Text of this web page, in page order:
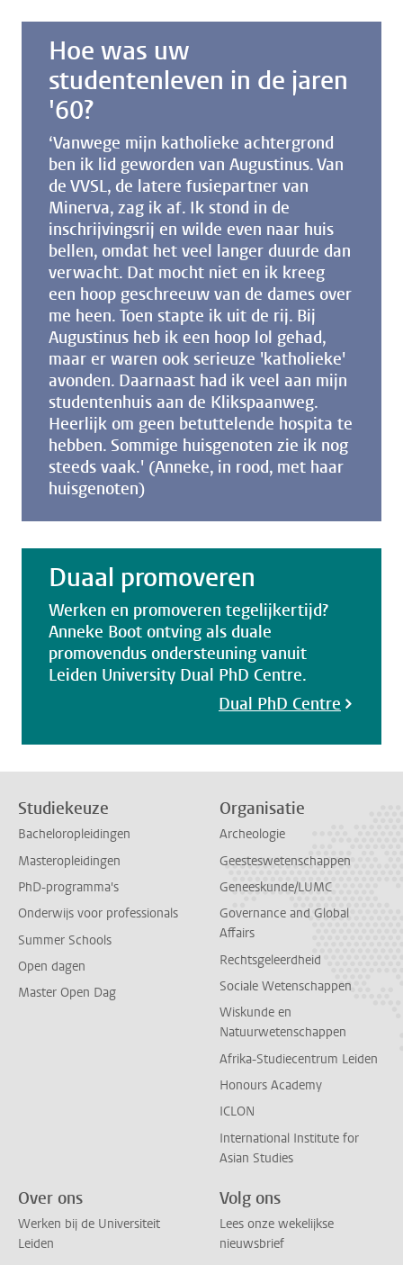
Hoe was uw
studentenleven in de jaren
'60?
‘Vanwege mijn katholieke achtergrond
ben ik lid geworden van Augustinus. Van
de VVSL, de latere fusiepartner van
Minerva, zag ik af. Ik stond in de
inschrijvingsrij en wilde even naar huis
bellen, omdat het veel langer duurde dan
verwacht. Dat mocht niet en ik kreeg
een hoop geschreeuw van de dames over
me heen. Toen stapte ik uit de rij. Bij
Augustinus heb ik een hoop lol gehad,
maar er waren ook serieuze 'katholieke'
avonden. Daarnaast had ik veel aan mijn
studentenhuis aan de Klikspaanweg.
Heerlijk om geen betuttelende hospita te
hebben. Sommige huisgenoten zie ik nog
steeds vaak.' (Anneke, in rood, met haar
huisgenoten)
Duaal promoveren
Werken en promoveren tegelijkertijd?
Anneke Boot ontving als duale
promovendus ondersteuning vanuit
Leiden University Dual PhD Centre.
Dual PhD Centre
Studiekeuze
Bacheloropleidingen
Masteropleidingen
PhD-programma's
Onderwijs voor professionals
Summer Schools
Open dagen
Master Open Dag
Organisatie
Archeologie
Geesteswetenschappen
Geneeskunde/LUMC
Governance and Global
Affairs
Rechtsgeleerdheid
Sociale Wetenschappen
Wiskunde en
Natuurwetenschappen
Afrika-Studiecentrum Leiden
Honours Academy
ICLON
International Institute for
Asian Studies
Over ons
Werken bij de Universiteit
Leiden
Volg ons
Lees onze wekelijkse
nieuwsbrief